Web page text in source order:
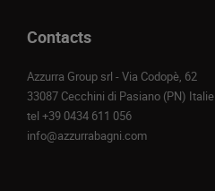
Contacts
Azzurra Group srl - Via Codopè, 62
33087 Cecchini di Pasiano (PN) Italie
tel +39 0434 611 056
info@azzurrabagni.com